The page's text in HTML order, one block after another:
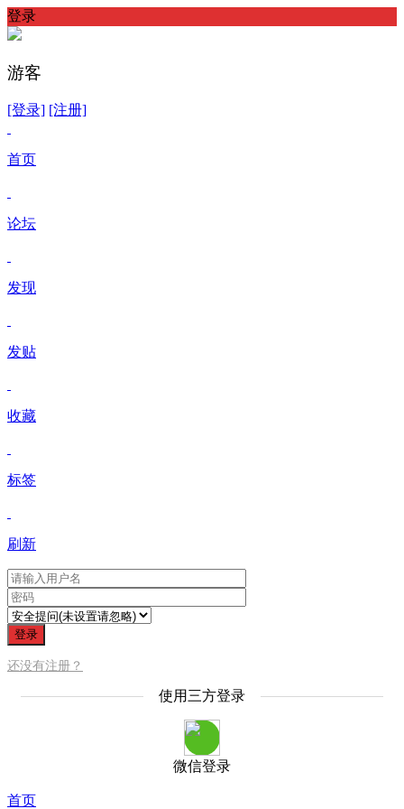
登录
游客
[登录] [注册]
首页
论坛
发现
发贴
收藏
标签
刷新
登录
还没有注册？
使用三方登录
微信登录
首页